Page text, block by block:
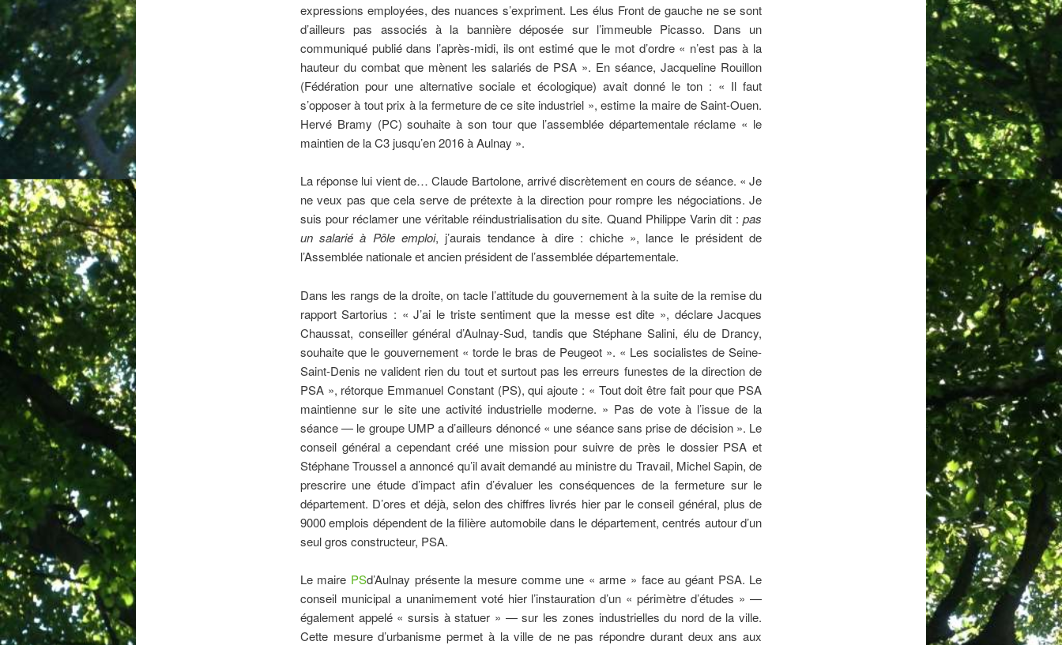
expressions employées, des nuances s’expriment. Les élus Front de gauche ne se sont
d’ailleurs pas associés à la bannière déposée sur l’immeuble Picasso. Dans un
communiqué publié dans l’après-midi, ils ont estimé que le mot d’ordre « n’est pas à la
hauteur du combat que mènent les salariés de PSA ». En séance, Jacqueline Rouillon
(Fédération pour une alternative sociale et écologique) avait donné le ton : « Il faut
s’opposer à tout prix à la fermeture de ce site industriel », estime la maire de Saint-Ouen.
Hervé Bramy (PC) souhaite à son tour que l’assemblée départementale réclame « le
maintien de la C3 jusqu’en 2016 à Aulnay ».
La réponse lui vient de… Claude Bartolone, arrivé discrètement en cours de séance. « Je
ne veux pas que cela serve de prétexte à la direction pour rompre les négociations. Je
suis pour réclamer une véritable réindustrialisation du site. Quand Philippe Varin dit :pas
un salarié à Pôle emploi, j’aurais tendance à dire : chiche », lance le président de
l’Assemblée nationale et ancien président de l’assemblée départementale.
Dans les rangs de la droite, on tacle l’attitude du gouvernement à la suite de la remise du
rapport Sartorius : « J’ai le triste sentiment que la messe est dite », déclare Jacques
Chaussat, conseiller général d’Aulnay-Sud, tandis que Stéphane Salini, élu de Drancy,
souhaite que le gouvernement « torde le bras de Peugeot ». « Les socialistes de Seine-
Saint-Denis ne valident rien du tout et surtout pas les erreurs funestes de la direction de
PSA », rétorque Emmanuel Constant (PS), qui ajoute : « Tout doit être fait pour que PSA
maintienne sur le site une activité industrielle moderne. » Pas de vote à l’issue de la
séance — le groupe UMP a d’ailleurs dénoncé « une séance sans prise de décision ». Le
conseil général a cependant créé une mission pour suivre de près le dossier PSA et
Stéphane Troussel a annoncé qu’il avait demandé au ministre du Travail, Michel Sapin, de
prescrire une étude d’impact afin d’évaluer les conséquences de la fermeture sur le
département. D’ores et déjà, selon des chiffres livrés hier par le conseil général, plus de
9000 emplois dépendent de la filière automobile dans le département, centrés autour d’un
seul gros constructeur, PSA.
Le maire PSd’Aulnay présente la mesure comme une « arme » face au géant PSA. Le
conseil municipal a unanimement voté hier l’instauration d’un « périmètre d’études » —
également appelé « sursis à statuer » — sur les zones industrielles du nord de la ville.
Cette mesure d’urbanisme permet à la ville de ne pas répondre durant deux ans aux